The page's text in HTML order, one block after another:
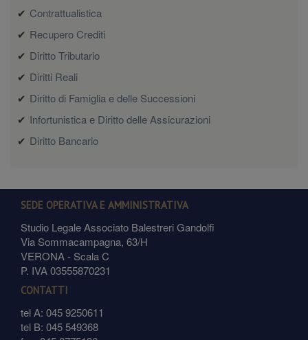
Contrattualistica
Recupero Crediti
Diritto Tributario
Diritti Reali
Diritto di Famiglia e delle Successioni
Infortunistica e Diritto delle Assicurazioni
Diritto Bancario
SEDE OPERATIVA E AMMINISTRATIVA
Studio Legale Associato Balestreri Gandolfi
Via Sommacampagna, 63/H
VERONA - Scala C
P. IVA 03555870231
CONTATTI
tel A: 045 9250611
tel B: 045 549368